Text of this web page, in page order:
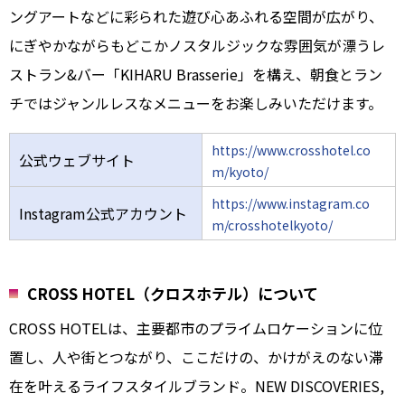
ングアートなどに彩られた遊び心あふれる空間が広がり、
にぎやかながらもどこかノスタルジックな雰囲気が漂うレ
ストラン&バー「KIHARU Brasserie」を構え、朝食とラン
チではジャンルレスなメニューをお楽しみいただけます。
公式ウェブサイト
https://www.crosshotel.co
m/kyoto/
Instagram公式アカウント
https://www.instagram.co
m/crosshotelkyoto/
CROSS HOTEL（クロスホテル）について
CROSS HOTELは、主要都市のプライムロケーションに位
置し、人や街とつながり、ここだけの、かけがえのない滞
在を叶えるライフスタイルブランド。NEW DISCOVERIES,